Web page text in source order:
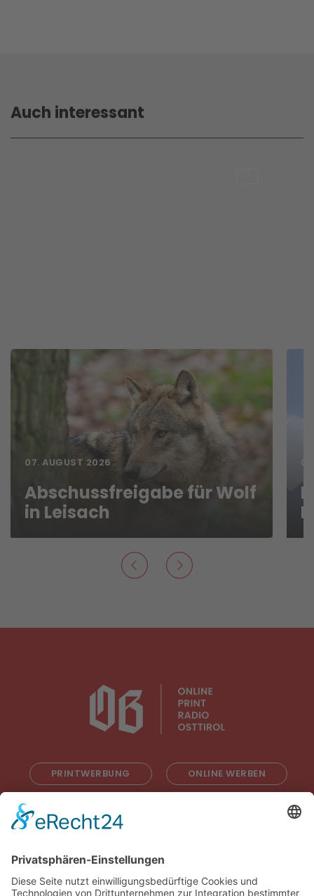
Auch interessant
07. AUGUST 2026
Abschussfreigabe für Wolf
in Leisach
PRINTWERBUNG ONLINE WERBEN